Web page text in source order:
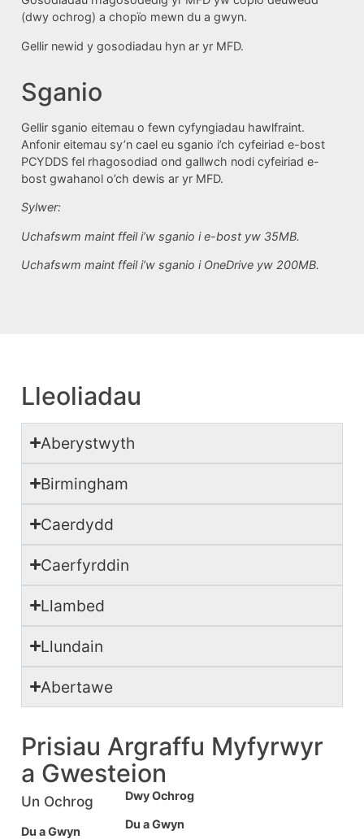
(dwy ochrog) a chopïo mewn du a gwyn.
Gellir newid y gosodiadau hyn ar yr MFD.
Sganio
Gellir sganio eitemau o fewn cyfyngiadau hawlfraint.
Anfonir eitemau sy’n cael eu sganio i’ch cyfeiriad e-bost
PCYDDS fel rhagosodiad ond gallwch nodi cyfeiriad e-
bost gwahanol o’ch dewis ar yr MFD.
Sylwer:
Uchafswm maint ffeil i’w sganio i e-bost yw 35MB.
Uchafswm maint ffeil i’w sganio i OneDrive yw 200MB.
Lleoliadau
Aberystwyth
Birmingham
Caerdydd
Caerfyrddin
Llambed
Llundain
Abertawe
Prisiau Argraffu Myfyrwyr
a Gwesteion
Un Ochrog
Du a Gwyn
Dwy Ochrog
Du a Gwyn